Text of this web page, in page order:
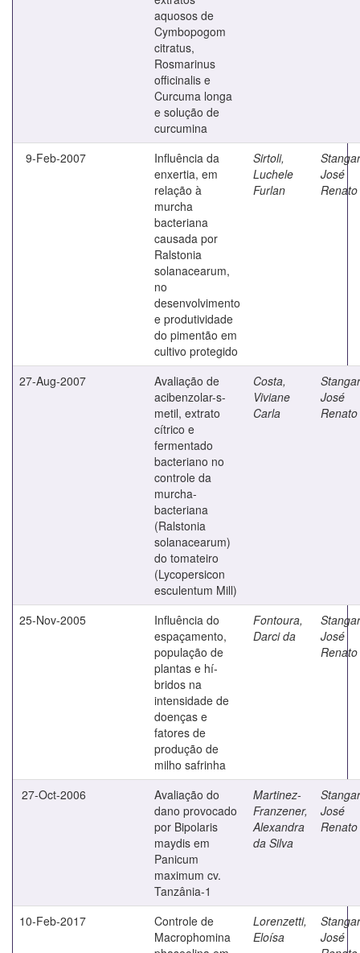
aquosos de
Cymbopogom
citratus,
Rosmarinus
officinalis e
Curcuma longa
e solução de
curcumina
9-Feb-2007
Influência da
enxertia, em
relação à
murcha
bacteriana
causada por
Ralstonia
solanacearum,
no
desenvolvimento
e produtividade
do pimentão em
cultivo protegido
Sirtoli,
Luchele
Furlan
José
Renato
27-Aug-2007
Avaliação de
acibenzolar-s-
metil, extrato
cítrico e
fermentado
bacteriano no
controle da
murcha-
bacteriana
(Ralstonia
solanacearum)
do tomateiro
(Lycopersicon
esculentum Mill)
Costa,
Viviane
Carla
José
Renato
25-Nov-2005
Influência do
espaçamento,
população de
plantas e hí­
bridos na
intensidade de
doenças e
fatores de
produção de
milho safrinha
Fontoura,
Darci da
José
Renato
27-Oct-2006
Avaliação do
dano provocado
por Bipolaris
maydis em
Panicum
maximum cv.
Tanzânia-1
Martinez-
Franzener,
Alexandra
da Silva
José
Renato
10-Feb-2017
Controle de
Macrophomina
Lorenzetti,
Eloísa
José